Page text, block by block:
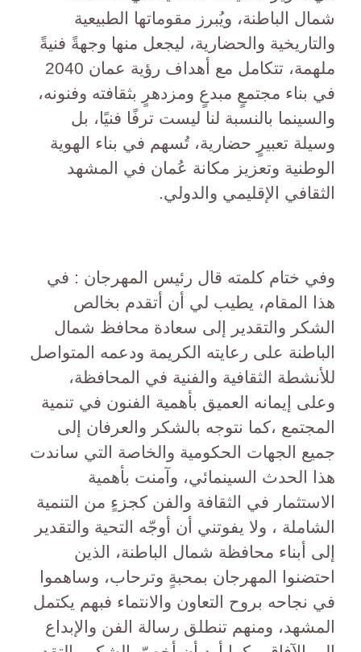
شمال الباطنة، ويُبرز مقوماتها الطبيعية
والتاريخية والحضارية، ليجعل منها وجهةً فنيةً
ملهمة، تتكامل مع أهداف رؤية عمان 2040
في بناء مجتمعٍ مبدعٍ ومزدهرٍ بثقافته وفنونه،
والسينما بالنسبة لنا ليست ترفًا فنيًا، بل
وسيلة تعبيرٍ حضارية، تُسهم في بناء الهوية
الوطنية وتعزيز مكانة عُمان في المشهد
الثقافي الإقليمي والدولي.
وفي ختام كلمته قال رئيس المهرجان : في
هذا المقام، يطيب لي أن أتقدم بخالص
الشكر والتقدير إلى سعادة محافظ شمال
الباطنة على رعايته الكريمة ودعمه المتواصل
للأنشطة الثقافية والفنية في المحافظة،
وعلى إيمانه العميق بأهمية الفنون في تنمية
المجتمع ،كما نتوجه بالشكر والعرفان إلى
جميع الجهات الحكومية والخاصة التي ساندت
هذا الحدث السينمائي، وآمنت بأهمية
الاستثمار في الثقافة والفن كجزءٍ من التنمية
الشاملة ، ولا يفوتني أن أوجّه التحية والتقدير
إلى أبناء محافظة شمال الباطنة، الذين
احتضنوا المهرجان بمحبةٍ وترحاب، وساهموا
في نجاحه بروح التعاون والانتماء فبهم يكتمل
المشهد، ومنهم تنطلق رسالة الفن والإبداع